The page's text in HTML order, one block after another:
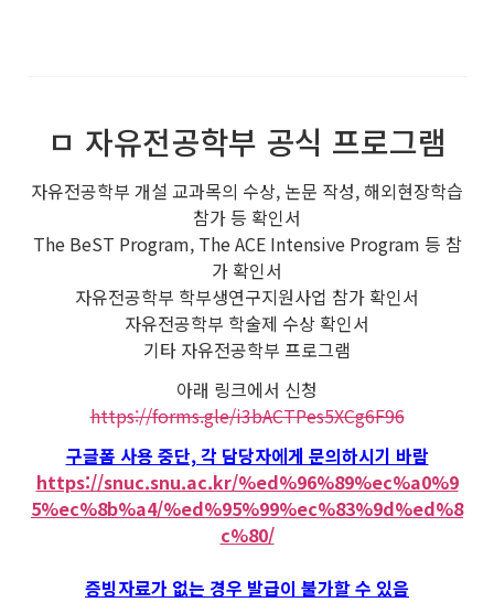
ㅁ 자유전공학부 공식 프로그램
자유전공학부 개설 교과목의 수상, 논문 작성, 해외현장학습
참가 등 확인서
The BeST Program, The ACE Intensive Program 등 참
가 확인서
자유전공학부 학부생연구지원사업 참가 확인서
자유전공학부 학술제 수상 확인서
기타 자유전공학부 프로그램
아래 링크에서 신청
https://forms.gle/i3bACTPes5XCg6F96
구글폼 사용 중단, 각 담당자에게 문의하시기 바람
https://snuc.snu.ac.kr/%ed%96%89%ec%a0%9
5%ec%8b%a4/%ed%95%99%ec%83%9d%ed%8
c%80/
증빙자료가 없는 경우 발급이 불가할 수 있음